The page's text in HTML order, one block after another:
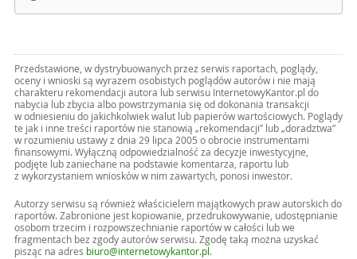
Przedstawione, w dystrybuowanych przez serwis raportach, poglądy,
oceny i wnioski są wyrazem osobistych poglądów autorów i nie mają
charakteru rekomendacji autora lub serwisu InternetowyKantor.pl do
nabycia lub zbycia albo powstrzymania się od dokonania transakcji
w odniesieniu do jakichkolwiek walut lub papierów wartościowych. Poglądy
te jak i inne treści raportów nie stanowią „rekomendacji” lub „doradztwa”
w rozumieniu ustawy z dnia 29 lipca 2005 o obrocie instrumentami
finansowymi. Wyłączną odpowiedzialność za decyzje inwestycyjne,
podjęte lub zaniechane na podstawie komentarza, raportu lub
z wykorzystaniem wniosków w nim zawartych, ponosi inwestor.
Autorzy serwisu są również właścicielem majątkowych praw autorskich do
raportów. Zabronione jest kopiowanie, przedrukowywanie, udostępnianie
osobom trzecim i rozpowszechnianie raportów w całości lub we
fragmentach bez zgody autorów serwisu. Zgodę taką można uzyskać
pisząc na adres biuro@internetowykantor.pl .